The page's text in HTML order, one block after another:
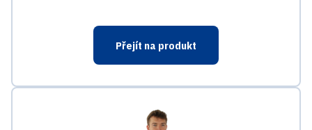
Přejít na produkt